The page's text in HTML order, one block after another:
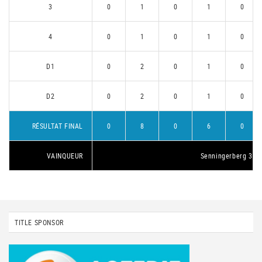
3 0 1 0 1 0
4 0 1 0 1 0
D1 0 2 0 1 0
D2 0 2 0 1 0
RÉSULTAT FINAL 0 8 0 6 0
VAINQUEUR Senningerberg 3
TITLE SPONSOR